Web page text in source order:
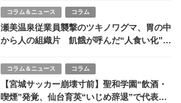
コラム＆ニュース コラム
瀬美温泉従業員襲撃のツキノワグマ、胃の中
から人の組織片 飢餓が呼んだ“人食い化”の
コラム＆ニュース コラム
【宮城サッカー崩壊寸前】聖和学園“飲酒・
喫煙”発覚、仙台育英“いじめ辞退”で代表ゼ